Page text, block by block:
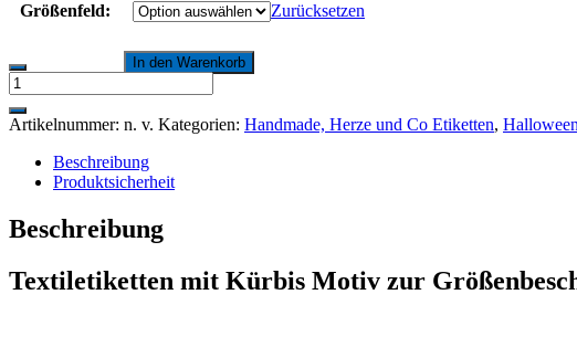
Größenfeld: Zurücksetzen
Textiletiketten
mit
Kürbis
Größenbeschriftung,
von
Näherei-
Menge
In den Warenkorb
Artikelnummer: n. v. Kategorien: Handmade, Herze und Co Etiketten,
Beschreibung
Produktsicherheit
Beschreibung
Textiletiketten mit Kürbis Motiv zur